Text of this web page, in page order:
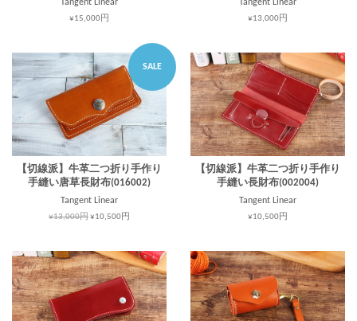
Tangent Linear
¥15,000円
Tangent Linear
¥13,000円
SALE
【切線派】牛革二つ折り手作り
手縫い唐草長財布(016002)
Tangent Linear
¥13,000円¥10,500円
【切線派】牛革二つ折り手作り
手縫い長財布(002004)
Tangent Linear
¥10,500円